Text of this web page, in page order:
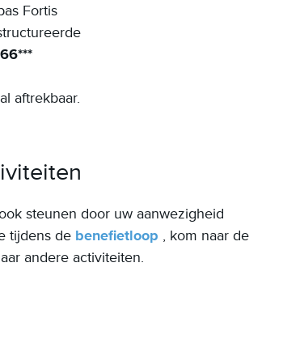
Fortis
aftrekbaar.
steunen door uw aanwezigheid
tijdens de benefietloop , kom naar de
andere activiteiten.